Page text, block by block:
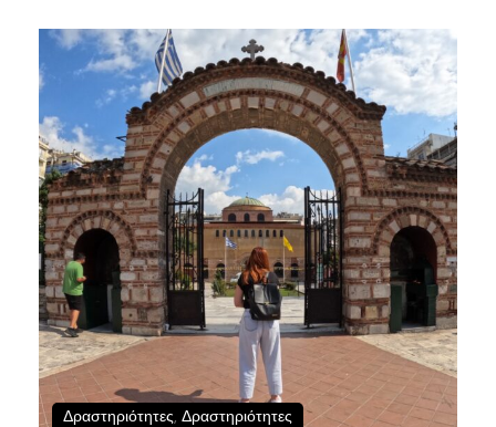
Δραστηριότητες, Δραστηριότητες